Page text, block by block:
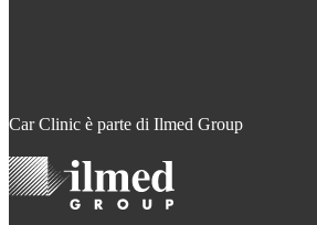
Car Clinic è parte di Ilmed Group